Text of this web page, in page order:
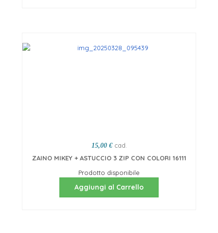
15,00 € cad.
ZAINO MIKEY + ASTUCCIO 3 ZIP CON COLORI 16111
Prodotto disponibile
Aggiungi al Carrello